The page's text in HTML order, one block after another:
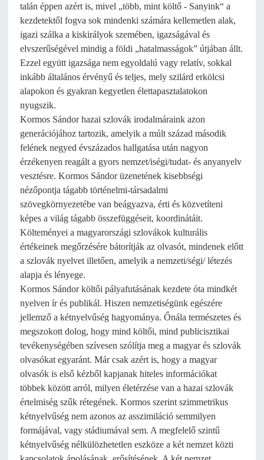
talán éppen azért is, mivel „több, mint költő - Sanyink“ a
kezdetektől fogva sok mindenki számára kellemetlen alak,
igazi szálka a kiskirályok szemében, igazságával és
elvszerűségével mindig a földi „hatalmasságok” útjában állt.
Ezzel együtt igazsága nem egyoldalú vagy relatív, sokkal
inkább általános érvényű és teljes, mely szilárd erkölcsi
alapokon és gyakran kegyetlen élettapasztalatokon
nyugszik.
Kormos Sándor hazai szlovák irodalmáraink azon
generációjához tartozik, amelyik a múlt század második
felének negyed évszázados hallgatása után nagyon
érzékenyen reagált a gyors nemzet/iségi/tudat- és anyanyelv
vesztésre. Kormos Sándor üzenetének kisebbségi
nézőpontja tágabb történelmi-társadalmi
szövegkörnyezetébe van beágyazva, érti és közvetíteni
képes a világ tágabb összefüggéseit, koordinátáit.
Költeményei a magyarországi szlovákok kulturális
értékeinek megőrzésére bátorítják az olvasót, mindenek előtt
a szlovák nyelvet illetően, amelyik a nemzeti/ségi/ létezés
alapja és lényege.
Kormos Sándor költői pályafutásának kezdete óta mindkét
nyelven ír és publikál. Hiszen nemzetiségünk egészére
jellemző a kétnyelvűség hagyománya. Őnála természetes és
megszokott dolog, hogy mind költői, mind publicisztikai
tevékenységében szívesen szólítja meg a magyar és szlovák
olvasókat egyaránt. Már csak azért is, hogy a magyar
olvasók is első kézből kapjanak hiteles információkat
többek között arról, milyen életérzése van a hazai szlovák
értelmiség szűk rétegének. Kormos szerint szimmetrikus
kétnyelvűség nem azonos az asszimiláció semmilyen
formájával, vagy stádiumával sem. A megfelelő szintű
kétnyelvűség nélkülözhetetlen eszköze a két nemzet közti